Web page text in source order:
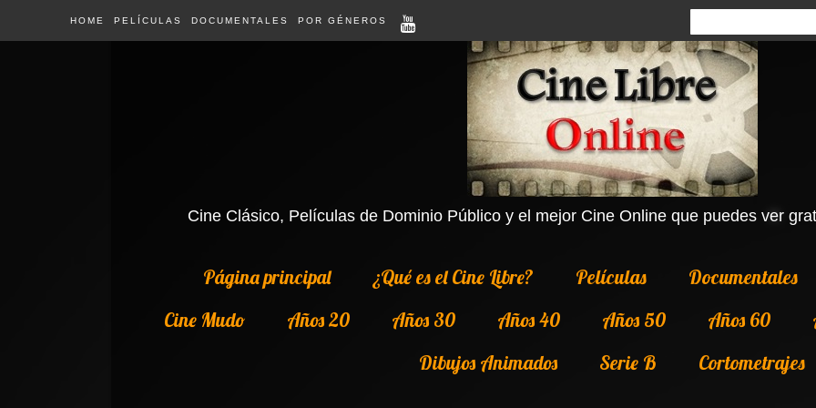
HOME PELÍCULAS DOCUMENTALES POR GÉNEROS
Cine Clásico, Películas de Dominio Público y el mejor Cine Online que puedes ver
Página principal ¿Qué es el Cine Libre? Películas
Documentales
Cine Mudo
Años 20 Años 30 Años 40 Años 50 Años 60
Dibujos Animados
Serie B Cortometrajes